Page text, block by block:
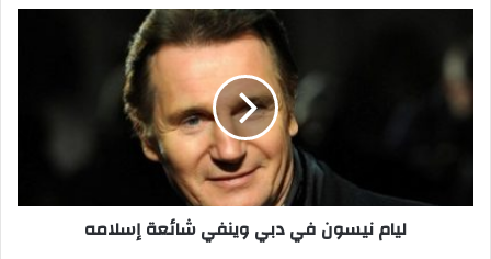
نيسون
في
دبي
وينفي
ليام نيسون في دبي وينفي شائعة إسلامه